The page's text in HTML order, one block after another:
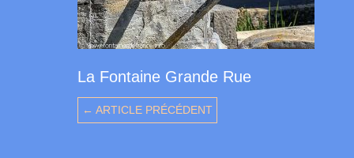
La Fontaine Grande Rue
← ARTICLE PRÉCÉDENT